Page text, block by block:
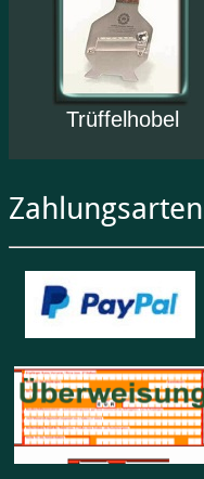
Trüffelhobel
Zahlungsarten